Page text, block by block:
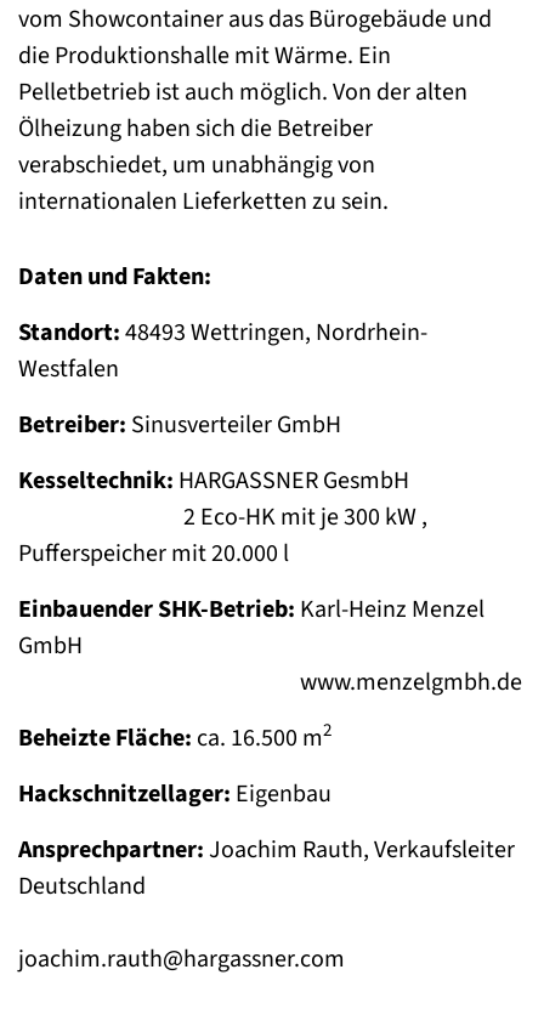
vom Showcontainer aus das Bürogebäude und
die Produktionshalle mit Wärme. Ein
Pelletbetrieb ist auch möglich. Von der alten
Ölheizung haben sich die Betreiber
verabschiedet, um unabhängig von
internationalen Lieferketten zu sein.
Daten und Fakten:
Standort:48493 Wettringen, Nordrhein-
Westfalen
Betreiber: Sinusverteiler GmbH
Kesseltechnik: HARGASSNER GesmbH
2 Eco-HK mit je 300 kW ,
Pufferspeicher mit 20.000 l
Einbauender SHK-Betrieb: Karl-Heinz Menzel
GmbH
www.menzelgmbh.de
Beheizte Fläche: ca. 16.500 m2
Hackschnitzellager: Eigenbau
Ansprechpartner:Joachim Rauth, Verkaufsleiter
Deutschland
joachim.rauth@hargassner.com